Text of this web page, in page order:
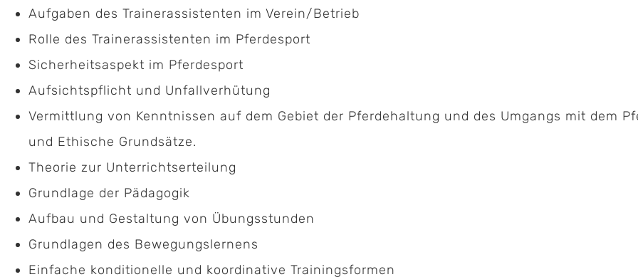
Aufgaben des Trainerassistenten im Verein/Betrieb
Rolle des Trainerassistenten im Pferdesport
Sicherheitsaspekt im Pferdesport
Aufsichtspflicht und Unfallverhütung
Vermittlung von Kenntnissen auf dem Gebiet der Pferdehaltung und des Umgangs mit dem
und Ethische Grundsätze.
Theorie zur Unterrichtserteilung
Grundlage der Pädagogik
Aufbau und Gestaltung von Übungsstunden
Grundlagen des Bewegungslernens
Einfache konditionelle und koordinative Trainingsformen